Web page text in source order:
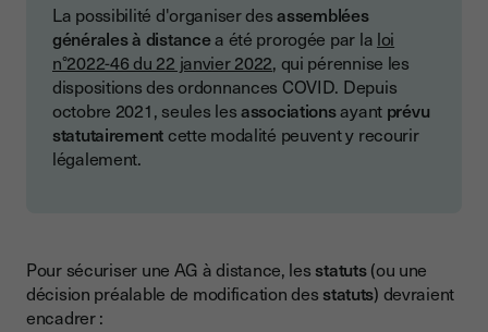
La possibilité d'organiser desassemblées
générales à distancea été prorogée par la loi
n°2022-46 du 22 janvier 2022, qui pérennise les
dispositions des ordonnances COVID. Depuis
octobre 2021, seules lesassociationsayant prévu
statutairement cette modalité peuvent y recourir
légalement.
Pour sécuriser une AG à distance, lesstatuts(ou une
décision préalable de modification desstatuts) devraient
encadrer :